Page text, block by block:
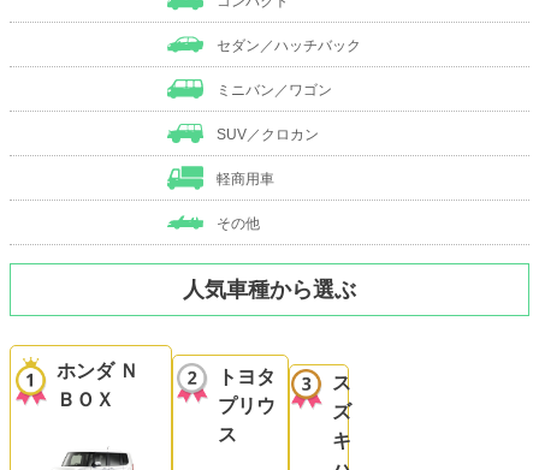
セダン／ハッチバック
ミニバン／ワゴン
SUV／クロカン
軽商用車
その他
人気車種から選ぶ
ホンダ Ｎ
ＢＯＸ
トヨタ
プリウ
ス
ス
ズ
キ